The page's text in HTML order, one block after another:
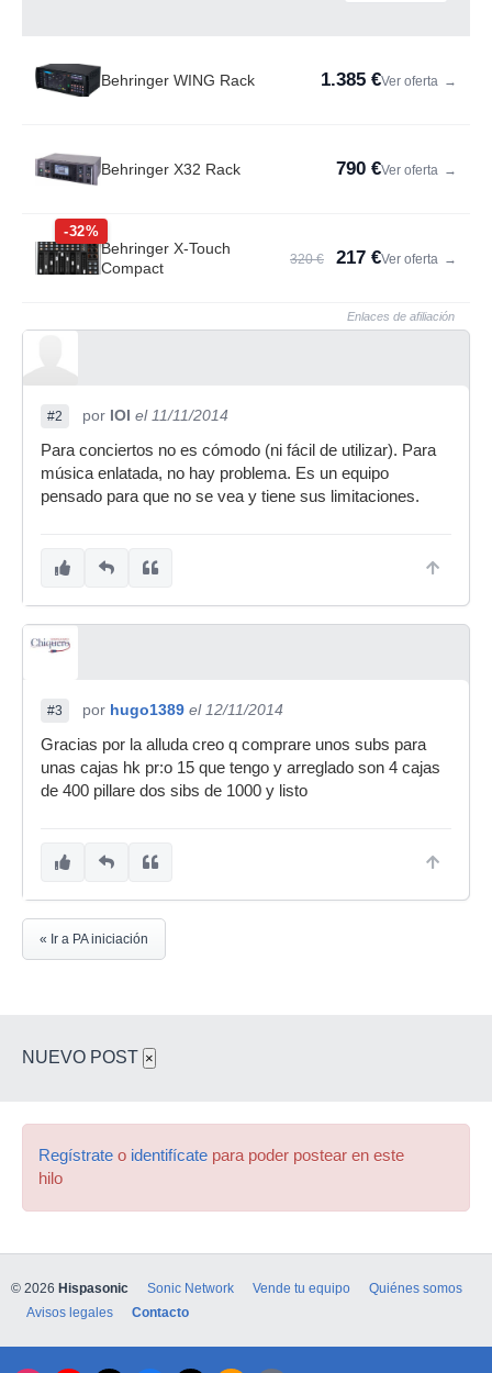
Behringer WING Rack 1.385 €Ver oferta →
Behringer X32 Rack 790 €Ver oferta →
-32%
Behringer X-Touch
Compact
320 € 217 €Ver oferta →
Enlaces de afiliación
#2 por IOI el 11/11/2014
Para conciertos no es cómodo (ni fácil de utilizar). Para
música enlatada, no hay problema. Es un equipo
pensado para que no se vea y tiene sus limitaciones.
#3 por hugo1389 el 12/11/2014
Gracias por la alluda creo q comprare unos subs para
unas cajas hk pr:o 15 que tengo y arreglado son 4 cajas
de 400 pillare dos sibs de 1000 y listo
« Ir a PA iniciación
NUEVO POST ×
Regístrate o identifícate para poder postear en este
hilo
© 2026 Hispasonic Sonic Network Vende tu equipo
Quiénes somos
Avisos legales
Contacto